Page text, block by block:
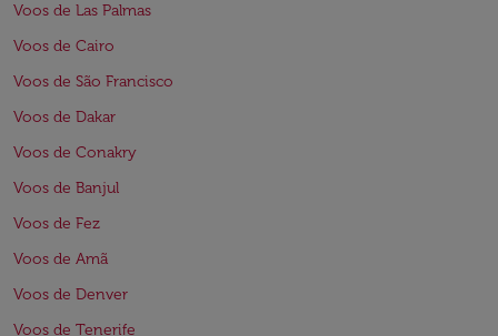
Voos de Las Palmas
Voos de Cairo
Voos de São Francisco
Voos de Dakar
Voos de Conakry
Voos de Banjul
Voos de Fez
Voos de Amã
Voos de Denver
Voos de Tenerife